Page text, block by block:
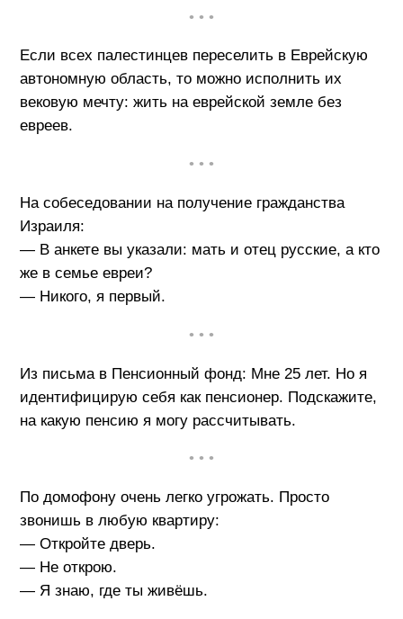
• • •
Если всех палестинцев переселить в Еврейскую
автономную область, то можно исполнить их
вековую мечту: жить на еврейской земле без
евреев.
• • •
На собеседовании на получение гражданства
Израиля:
— В анкете вы указали: мать и отец русские, а кто
же в семье евреи?
— Никого, я первый.
• • •
Из письма в Пенсионный фонд: Мне 25 лет. Но я
идентифицирую себя как пенсионер. Подскажите,
на какую пенсию я могу рассчитывать.
• • •
По домофону очень легко угрожать. Просто
звонишь в любую квартиру:
— Откройте дверь.
— Не открою.
— Я знаю, где ты живёшь.